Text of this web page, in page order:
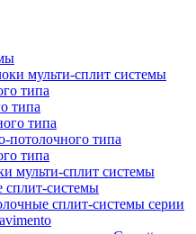
мульти-сплит системы
типа
типа
типа
потолочного типа
типа
мульти-сплит системы
системы
сплит-системы серии